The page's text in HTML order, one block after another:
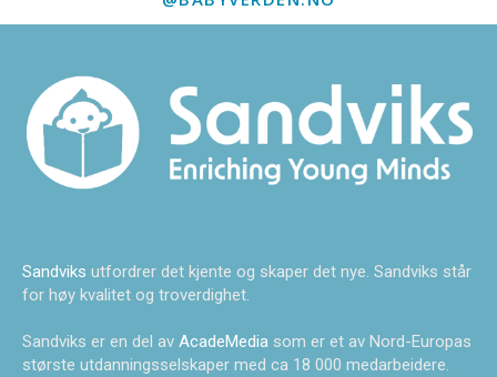
Sandviks utfordrer det kjente og skaper det nye. Sandviks står
for høy kvalitet og troverdighet.
Sandviks er en del av AcadeMedia som er et av Nord-Europas
største utdanningsselskaper med ca 18 000 medarbeidere.